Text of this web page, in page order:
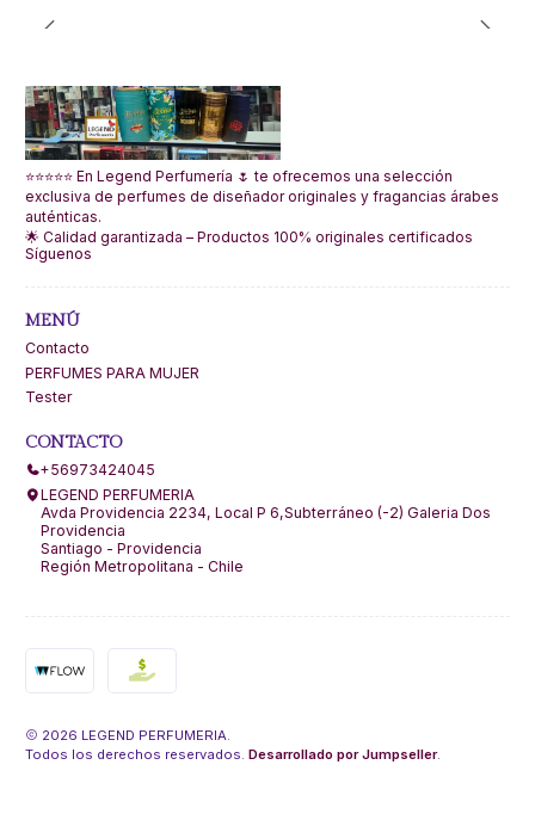
⭐⭐⭐⭐⭐ En Legend Perfumería 🌷 te ofrecemos una selección
exclusiva de perfumes de diseñador originales y fragancias árabes
auténticas.
🌟 Calidad garantizada – Productos 100% originales certificados
Síguenos
MENÚ
Contacto
PERFUMES PARA MUJER
Tester
CONTACTO
+56973424045
LEGEND PERFUMERIA
Avda Providencia 2234, Local P 6,Subterráneo (-2) Galeria Dos
Providencia
Santiago - Providencia
Región Metropolitana - Chile
2026 LEGEND PERFUMERIA.
Todos los derechos reservados. Desarrollado por Jumpseller.